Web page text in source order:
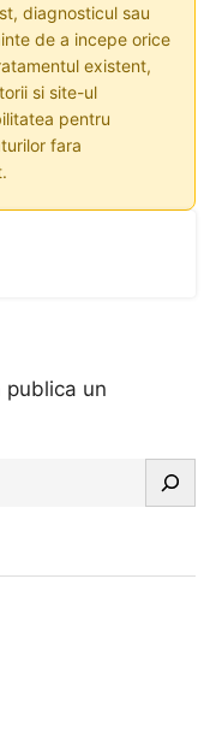
diagnosticul sau
de a incepe orice
existent,
si site-ul
pentru
fara
un